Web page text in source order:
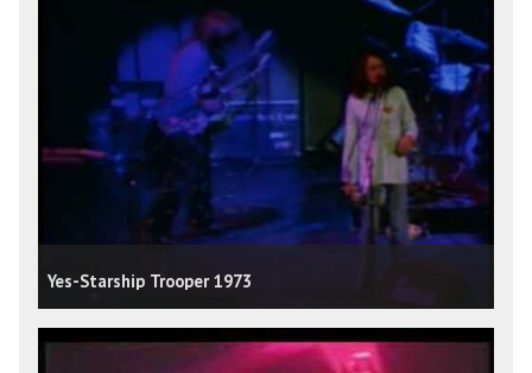
Yes-Starship Trooper 1973